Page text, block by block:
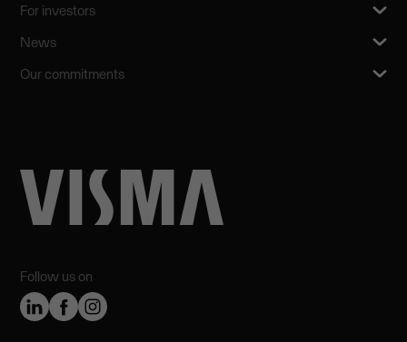
Follow us on
For investors
News
Our commitments